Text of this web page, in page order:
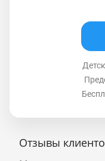
Отзывы